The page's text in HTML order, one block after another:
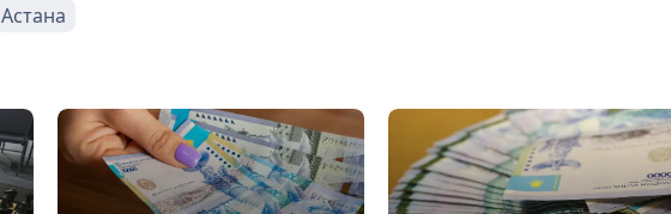
Астана